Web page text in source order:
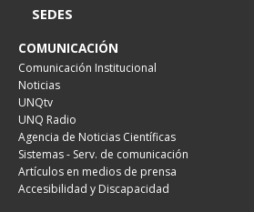
SEDES
COMUNICACIÓN
Comunicación Institucional
Noticias
UNQtv
UNQ Radio
Agencia de Noticias Científicas
Sistemas - Serv. de comunicación
Artículos en medios de prensa
Accesibilidad y Discapacidad